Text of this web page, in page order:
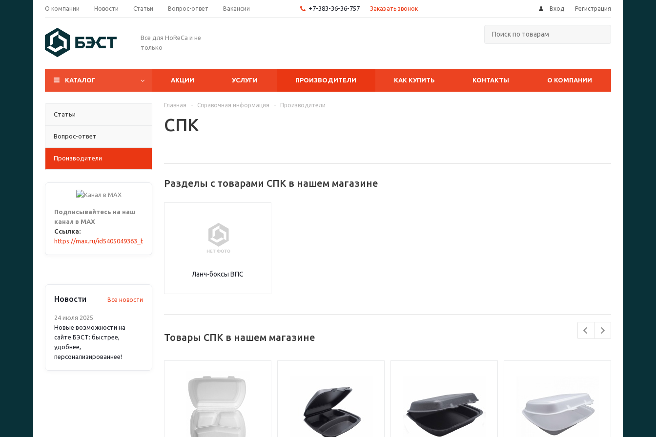
О компании Новости Статьи Вопрос-ответ Вакансии +7-383-36-36-757 Заказать звонок Вход Регистрация
Все для HoReCa и не
только
КАТАЛОГ АКЦИИ УСЛУГИ ПРОИЗВОДИТЕЛИ КАК КУПИТЬ КОНТАКТЫ О КОМПАНИИ
Статьи
Вопрос-ответ
Производители
Подписывайтесь на наш
канал в MAX
Ссылка:
https://max.ru/id5405049363_biz
Новости Все новости
24 июля 2025
Новые возможности на
сайте БЭСТ: быстрее,
удобнее,
персонализированнее!
Главная - Справочная информация - Производители
СПК
Разделы с товарами СПК в нашем магазине
Ланч-боксы ВПС
Товары СПК в нашем магазине